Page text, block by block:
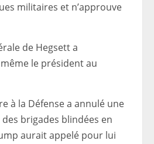
militaires et n’approuve
de Hegsett a
le président au
à la Défense a annulé une
brigades blindées en
aurait appelé pour lui